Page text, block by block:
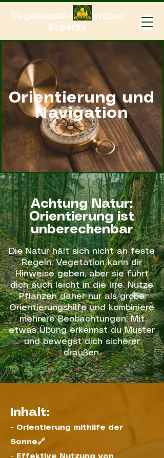
Vagabundo-Ihr Outdoor
Experte
Orientierung und
Navigation
Achtung Natur:
Orientierung ist
unberechenbar
Die Natur hält sich nicht an feste
Regeln. Vegetation kann dir
Hinweise geben, aber sie führt
dich auch leicht in die Irre. Nutze
Pflanzen daher nur als grobe
Orientierungshilfe und kombiniere
mehrere Beobachtungen. Mit
etwas Übung erkennst du Muster
und bewegst dich sicherer
draußen.
Inhalt:
- Orientierung mithilfe der
Sonne🔗
-
Effektive Nutzung von